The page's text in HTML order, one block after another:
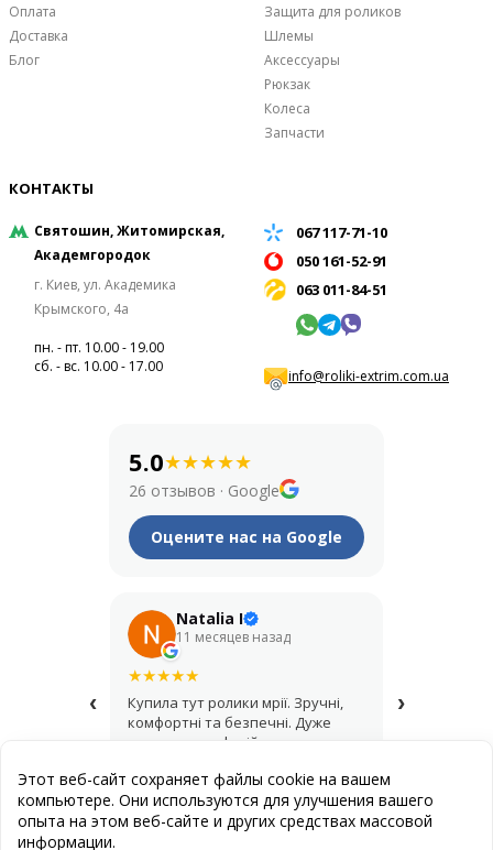
Оплата
Доставка
Блог
Защита для роликов
Шлемы
Аксессуары
Рюкзак
Колеса
Запчасти
КОНТАКТЫ
Святошин, Житомирская,
Академгородок
г. Киев, ул. Академика
Крымского, 4а
пн. - пт. 10.00 - 19.00
сб. - вс. 10.00 - 17.00
067 117-71-10
050 161-52-91
063 011-84-51
info@roliki-extrim.com.ua
5.0★★★★★
26 отзывов · Google
Оцените нас на Google
‹
Natalia I
11 месяцев назад
★★★★★
Купила тут ролики мрії. Зручні,
комфортні та безпечні. Дуже
дякую за професійну
вибором.
›
Этот веб-сайт сохраняет файлы cookie на вашем
компьютере. Они используются для улучшения вашего
опыта на этом веб-сайте и других средствах массовой
информации.